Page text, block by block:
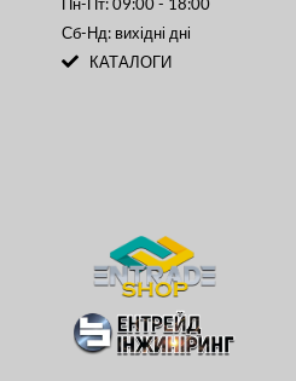
Сб-Нд: вихідні дні
КАТАЛОГИ